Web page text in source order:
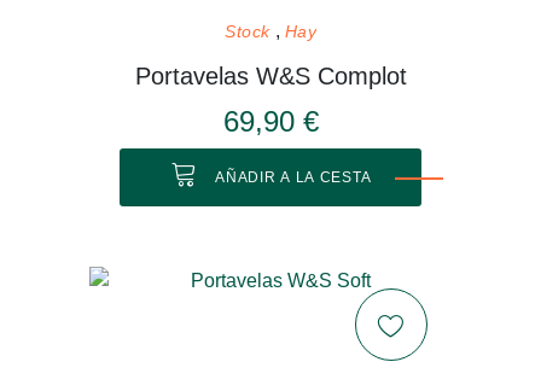
Stock Hay
Portavelas W&S Complot
69,90 €
AÑADIR A LA CESTA